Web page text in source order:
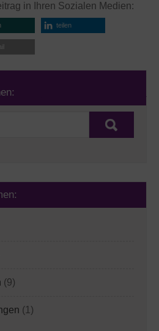
in Ihren Sozialen Medien:
teilen
Aktivitäten der Stiftung in 2014
(9)
(1)